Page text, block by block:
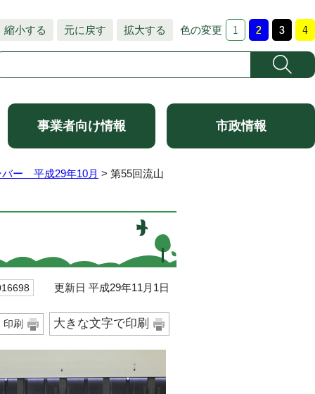
縮小する 元に戻す 拡大する 色の変更
事業者向け情報 市政情報
バー 平成29年10月 > 第55回流山
更新日 平成29年11月1日
印刷 大きな文字で印刷